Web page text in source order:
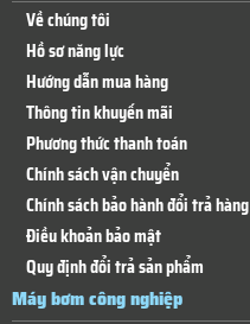
Về chúng tôi
Hồ sơ năng lực
Hướng dẫn mua hàng
Thông tin khuyến mãi
Phương thức thanh toán
Chính sách vận chuyển
Chính sách bảo hành đổi trả hàng
Điều khoản bảo mật
Quy định đổi trả sản phẩm
Máy bơm công nghiệp